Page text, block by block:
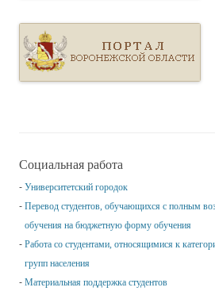
Социальная работа
Университетский городок
Перевод студентов, обучающихся с полным
обучения на бюджетную форму обучения
Работа со студентами, относящимися к
групп населения
Материальная поддержка студентов